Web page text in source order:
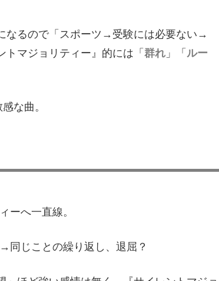
なるので「スポーツ→受験には必要ない→
マジョリティー』的には「 群れ 」「 ルー
な曲。
ーへ一直線。
同じことの繰り返し、退屈？